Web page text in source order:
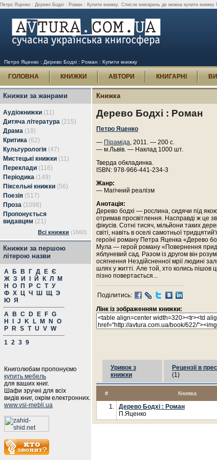
Петро Яценко : Дерево Бодхі : Роман : Купити книжку. Список книгарень де можна купити
Петро Яценко : Дерево Бодхі : Роман : Купити книжку
ГОЛОВНА КНИЖКИ АВТОРИ КНИГАРНІ
Книжки за жанрами
Аудіокнижки (11)
Дитяча література (215)
Драма (18)
Критика (62)
Культурологія (47)
Мистецькі книжки (11)
Переклади (116)
Періодика (149)
Піксельні книжки (56)
Поезія (517)
Проза (1098)
Пропонується
видавцям (21)
Всі книжки (1660)
Книжки за першою
літерою назви
А Б В Г Д Е Є
Ж З И Й К Л
М
Н
О П Р С Т У
Ф Х Ц Ч Ш Щ Э
Ю Я
A
B C D E F G
H
J K L M N
O
P
R S T U V W
1 2 3 9
Книголюбам пропонуємо
купить мебель
для ваших книг.
Шафи зручні для всіх
видів книг, окрім електронних.
www.vsi-mebli.ua
Книжка
Дерево Бодхі : Роман
Петро Яценко
— Піраміда, 2011. — 200 с.
— м.Львів. — Наклад 1000 шт.
Тверда обкладинка.
ISBN: 978-966-441-234-3
Жанр:
— Магічний реалізм
Анотація:
Дерево бодхі — рослина, сидячи під
отримав просвітлення. Насправді ж це
фікусів. Сотні тисяч, мільйони таких
світі, навіть в оселі самотньої
героїні роману Петра Яценка «Дерево
Мула — герой роману «Повернення
яблуневий сад. Разом із другом він
осягнення Нездійсненної мрії людині
шлях у житті. Але той, хто колись пішов
пізно повертається...
Поділитись:
Лінк із зображенням книжки:
Уривок з
книжки
Рецензії в
(1)
# Книжка
1.
Дерево Бодхі : Роман
П.Яценко